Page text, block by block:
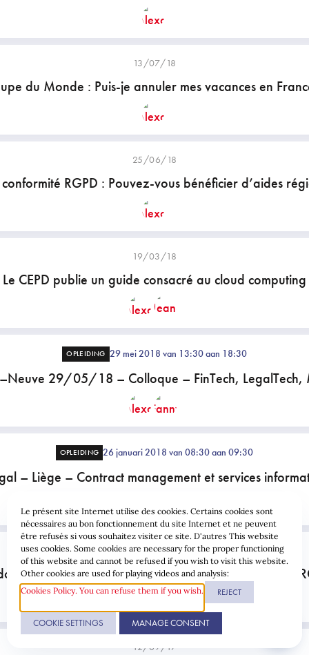
13/07/18
du Monde : Puis-je annuler mes vacances en
25/06/18
RGPD : Pouvez-vous bénéficier d’aides
19/03/18
Le CEPD publie un guide consacré au cloud computing
OPLEIDING 29 mei 2018 van 13:30 aan 18:30
29/05/18 – Colloque – FinTech, LegalTech,
OPLEIDING 26 januari 2018 van 08:30 aan 09:30
– Liège – Contract management et services
07/11/17
biométriques comme clef d’accès : sécurité et
12/09/17
Le présent site Internet utilise des cookies. Certains cookies sont
nécessaires au bon fonctionnement du site Internet et ne peuvent
être refusés si vous souhaitez visiter ce site. D'autres This website
uses cookies. Some cookies are necessary for the proper functioning
of this website and cannot be refused if you wish to visit this website.
Other cookies are used for playing videos and analysis:
Cookies Policy. You can refuse them if you wish.
REJECT
COOKIE SETTINGS MANAGE CONSENT